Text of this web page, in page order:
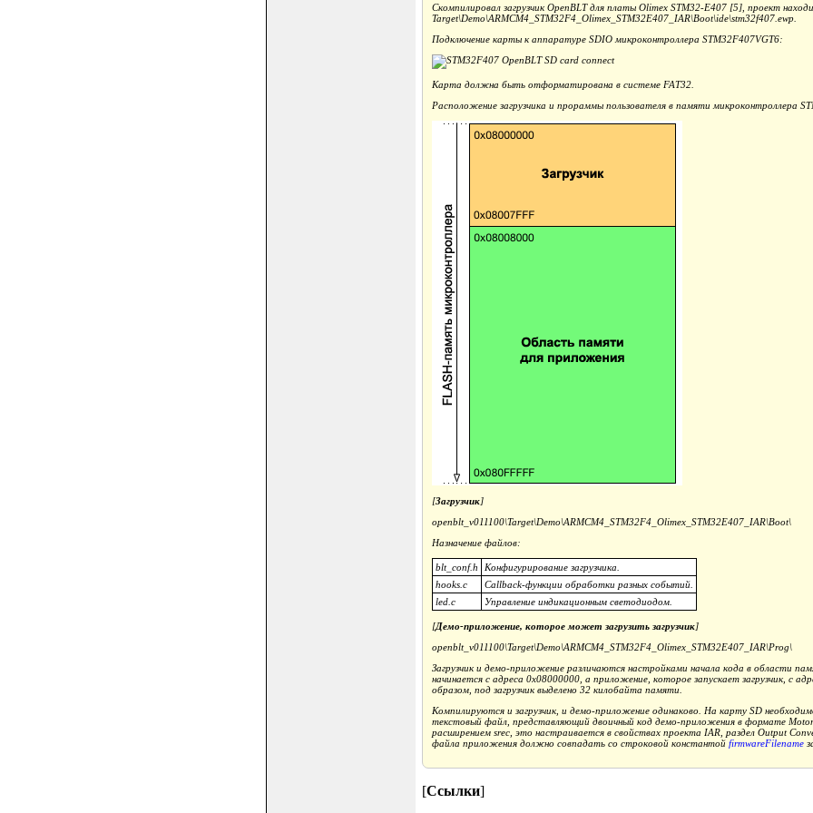
Скомпилировал загрузчик OpenBLT для платы Olimex STM32-E407 [5], проект
Target\Demo\ARMCM4_STM32F4_Olimex_STM32E407_IAR\Boot\ide\stm32f407.ewp
Подключение карты к аппаратуре SDIO микроконтроллера STM32F407VGT6:
Карта должна быть отформатирована в системе FAT32.
Расположение загрузчика и прораммы пользователя в памяти микроконтроллера
[Загрузчик]
openblt_v011100\Target\Demo\ARMCM4_STM32F4_Olimex_STM32E407_IAR\Boot\
Назначение файлов:
blt_conf.h
Конфигурирование загрузчика.
hooks.c
Callback-функции обработки разных событий.
led.c
Управление индикационным светодиодом.
[Демо-приложение, которое может загрузить загрузчик]
openblt_v011100\Target\Demo\ARMCM4_STM32F4_Olimex_STM32E407_IAR\Prog\
Загрузчик и демо-приложение различаются настройками начала кода в области
начинается с адреса 0x08000000, а приложение, которое запускает загрузчик, с
образом, под загрузчик выделено 32 килобайта памяти.
Компилируются и загрузчик, и демо-приложение одинаково. На карту SD
текстовый файл, представляющий двоичный код демо-приложения в формате
расширением srec, это настраивается в свойствах проекта IAR, раздел Output
файла приложения должно совпадать со строковой константой firmwareFilename
[Ссылки]